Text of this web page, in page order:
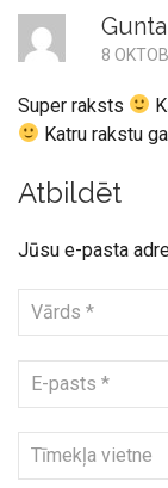
Gunta
8
Super raksts
Katru rakstu
Atbildēt
Jūsu e-pasta